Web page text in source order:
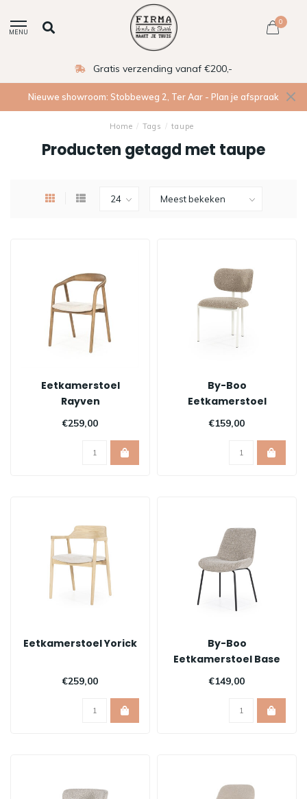
MENU
0
Gratis verzending vanaf €200,-
Nieuwe showroom: Stobbeweg 2, Ter Aar - Plan je afspraak
Home / Tags / taupe
Producten getagd met taupe
Eetkamerstoel
Rayven
€259,00
By-Boo
Eetkamerstoel
Daybreak
€159,00
Eetkamerstoel Yorick
€259,00
By-Boo
Eetkamerstoel Base
€149,00